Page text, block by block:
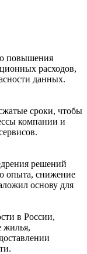
повышения
расходов,
данных.
сроки, чтобы
компании и
решений
опыта, снижение
основу для
в России,
жилья,